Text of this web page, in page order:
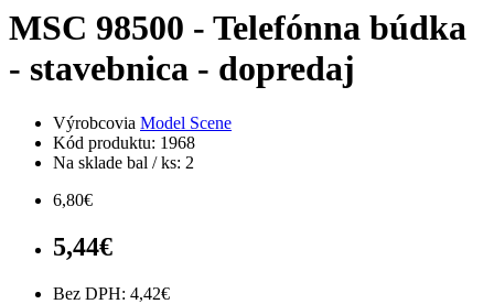
MSC 98500 - Telefónna búdka
- stavebnica - dopredaj
Výrobcovia Model Scene
Kód produktu: 1968
Na sklade bal / ks: 2
6,80€
5,44€
Bez DPH: 4,42€